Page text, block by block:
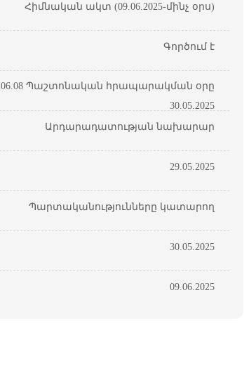
Հիմնական ակտ (09.06.2025-մինչ օրս)
Գործում է
Պաշտոնական հրապարակման օրը
30.05.2025
Արդարադատության նախարար
29.05.2025
Պարտականությունները կատարող
30.05.2025
09.06.2025